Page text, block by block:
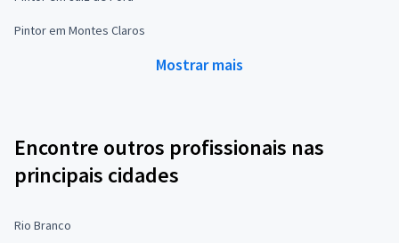
Pintor em Montes Claros
Mostrar mais
Encontre outros profissionais nas
principais cidades
Rio Branco